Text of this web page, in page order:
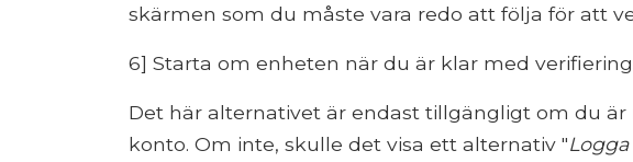
skärmen som du måste vara redo att följa för att
6] Starta om enheten när du är klar med
Det här alternativet är endast tillgängligt om du
konto. Om inte, skulle det visa ett alternativ "